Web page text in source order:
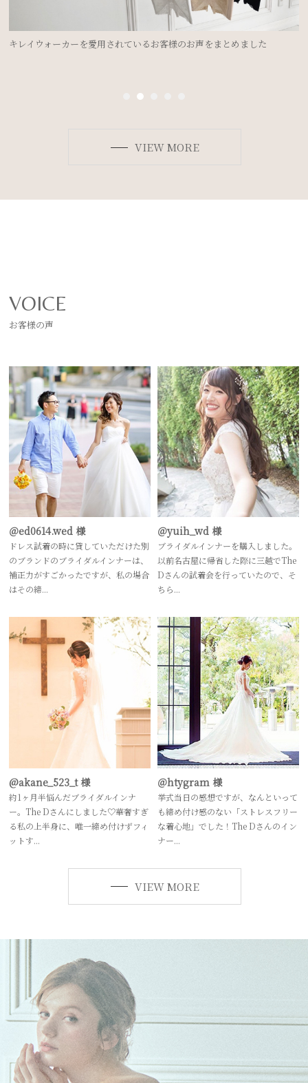
ドレスを着るのにブライダルインナーは必要？②＜ドレスのデザイン別
VIEW MORE
VOICE
お客様の声
＠ed0614.wed 様
ドレス試着の時に貸していただけた別
のブランドのブライダルインナーは、
補正力がすごかったですが、私の場合
はその締...
＠yuih_wd 様
ブライダルインナーを購入しました。
以前名古屋に帰省した際に三越でThe
Dさんの試着会を行っていたので、そ
ちら...
@akane_523_t 様
約1ヶ月半悩んだブライダルインナ
ー。The Dさんにしました♡華奢すぎ
る私の上半身に、唯一締め付けずフィ
ットす...
＠htygram 様
挙式当日の感想ですが、なんといって
も締め付け感のない「ストレスフリー
な着心地」でした！The Dさんのイン
ナー...
VIEW MORE